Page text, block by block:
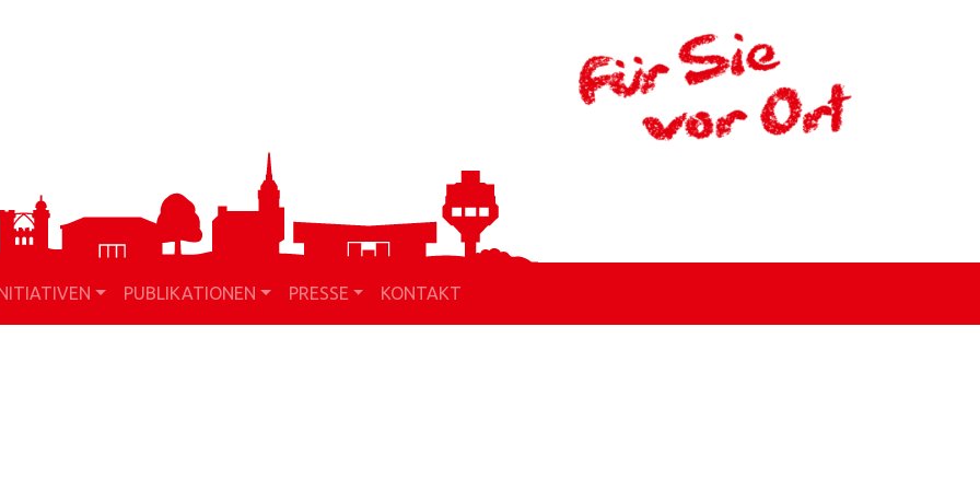
PUBLIKATIONEN PRESSE KONTAKT